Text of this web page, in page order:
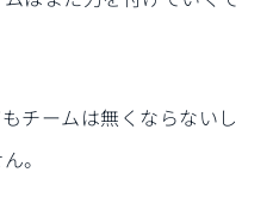
チームは無くならないし
。